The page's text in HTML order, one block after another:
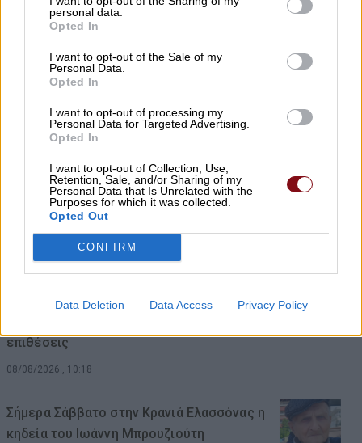
personal data.
Opted In
I want to opt-out of the Sale of my
Personal Data.
Opted In
I want to opt-out of processing my
Personal Data for Targeted Advertising.
Opted In
I want to opt-out of Collection, Use,
Retention, Sale, and/or Sharing of my
Personal Data that Is Unrelated with the
Purposes for which it was collected.
Opted Out
CONFIRM
Data Deletion Data Access Privacy Policy
08/08/2026 , 10:39
ΣΥΦΩΕΛ: Χάθηκαν 153,74 εκατ. € για τις
μπαταρίες – Μεγάλη απώλεια για τις
08/08/2026 , 10:38
Κρούσμα λοίμωξης από τον ιό του Δυτ.
Νείλου στους Γόννους – Θα γίνει
ψεκασμός το βράδυ της Δευτέρας
08/08/2026 , 10:18
και Γρατσία: Πολιτική σπέκουλα,
επιθέσεις
08/08/2026 , 10:18
Σήμερα Σάββατο στην Κρανιά Ελασσόνας η
κηδεία του Ιωάννη Μπρουζιούτη